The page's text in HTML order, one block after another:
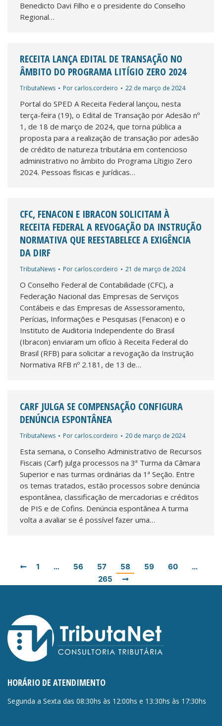
Benedicto Davi Filho e o presidente do Conselho
Regional…
RECEITA LANÇA EDITAL DE TRANSAÇÃO NO
ÂMBITO DO PROGRAMA LITÍGIO ZERO 2024
TributaNews Por carlos.cordeiro 22 de março de 2024
Portal do SPED A Receita Federal lançou, nesta
terça-feira (19), o Edital de Transação por Adesão nº
1, de 18 de março de 2024, que torna pública a
proposta para a realização de transação por adesão
de crédito de natureza tributária em contencioso
administrativo no âmbito do Programa Lítigio Zero
2024. Pessoas físicas e jurídicas…
CFC, FENACON E IBRACON SOLICITAM À
RECEITA FEDERAL A REVOGAÇÃO DA INSTRUÇÃO
NORMATIVA QUE REESTABELECE A EXIGÊNCIA
DA DIRF
TributaNews Por carlos.cordeiro 21 de março de 2024
O Conselho Federal de Contabilidade (CFC), a
Federação Nacional das Empresas de Serviços
Contábeis e das Empresas de Assessoramento,
Perícias, Informações e Pesquisas (Fenacon) e o
Instituto de Auditoria Independente do Brasil
(Ibracon) enviaram um ofício à Receita Federal do
Brasil (RFB) para solicitar a revogação da Instrução
Normativa RFB nº 2.181, de 13 de…
CARF JULGA SE COMPENSAÇÃO CONFIGURA
DENÚNCIA ESPONTÂNEA
TributaNews Por carlos.cordeiro 20 de março de 2024
Esta semana, o Conselho Administrativo de Recursos
Fiscais (Carf) julga processos na 3ª Turma da Câmara
Superior e nas turmas ordinárias da 1ª Seção. Entre
os temas tratados, estão processos sobre denúncia
espontânea, classificação de mercadorias e créditos
de PIS e de Cofins. Denúncia espontânea A turma
volta a avaliar se é possível fazer uma…
1 … 56 57 58 59 60
…
265
HORÁRIO DE ATENDIMENTO
Segunda a Sexta das 08:30hs às 12:00hs e 13:30hs às 17:30hs